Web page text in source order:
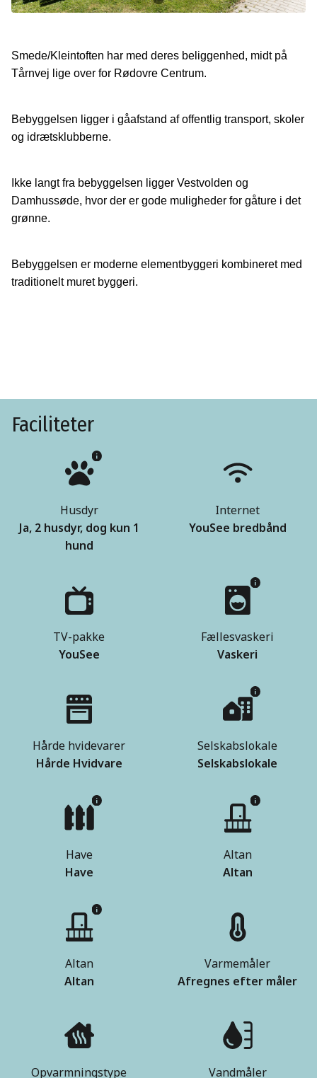
Smede/Kleintoften har med deres beliggenhed, midt på
Tårnvej lige over for Rødovre Centrum.
Bebyggelsen ligger i gåafstand af offentlig transport, skoler
og idrætsklubberne.
Ikke langt fra bebyggelsen ligger Vestvolden og
Damhussøde, hvor der er gode muligheder for gåture i det
grønne.
Bebyggelsen er moderne elementbyggeri kombineret med
traditionelt muret byggeri.
Faciliteter
Husdyr
Ja, 2 husdyr, dog kun 1
hund
Internet
YouSee bredbånd
TV-pakke
YouSee
Fællesvaskeri
Vaskeri
Hårde hvidevarer
Hårde Hvidvare
Selskabslokale
Selskabslokale
Have
Have
Altan
Altan
Altan
Altan
Varmemåler
Afregnes efter måler
Opvarmningstype Vandmåler